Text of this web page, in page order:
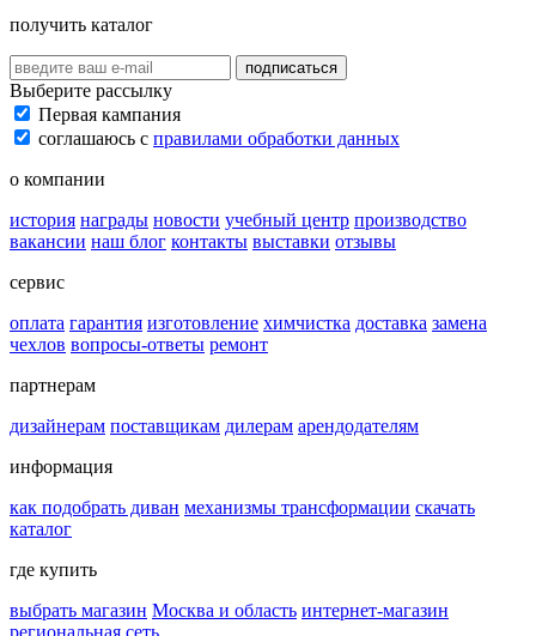
получить каталог
подписаться
Выберите рассылку
Первая кампания
соглашаюсь с правилами обработки данных
о компании
история награды новости учебный центр производство
вакансии наш блог контакты выставки отзывы
сервис
оплата гарантия изготовление химчистка доставка замена
чехлов вопросы-ответы ремонт
партнерам
дизайнерам поставщикам дилерам арендодателям
информация
как подобрать диван механизмы трансформации скачать
каталог
где купить
выбрать магазин Москва и область интернет-магазин
региональная сеть